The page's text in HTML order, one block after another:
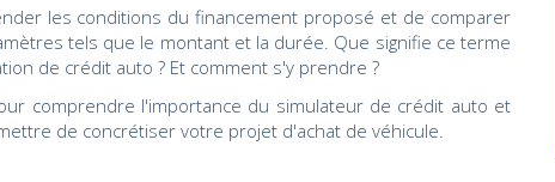
les conditions du financement proposé et de comparer
tels que le montant et la durée. Que signifie ce terme
de crédit auto ? Et comment s'y prendre ?
comprendre l'importance du simulateur de crédit auto et
de concrétiser votre projet d'achat de véhicule.